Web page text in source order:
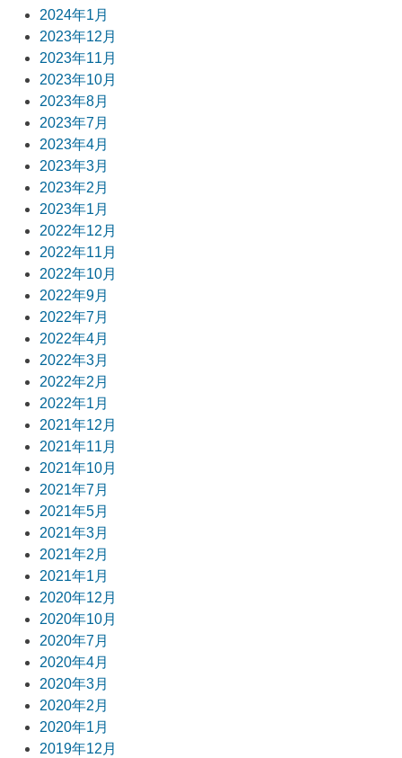
2024年1月
2023年12月
2023年11月
2023年10月
2023年8月
2023年7月
2023年4月
2023年3月
2023年2月
2023年1月
2022年12月
2022年11月
2022年10月
2022年9月
2022年7月
2022年4月
2022年3月
2022年2月
2022年1月
2021年12月
2021年11月
2021年10月
2021年7月
2021年5月
2021年3月
2021年2月
2021年1月
2020年12月
2020年10月
2020年7月
2020年4月
2020年3月
2020年2月
2020年1月
2019年12月